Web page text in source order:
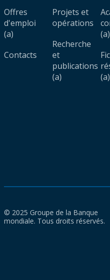
Offres
d'emploi
(a)
Contacts
Projets et
opérations
Recherche
et
publications
(a)
(a)
(a)
© 2025 Groupe de la Banque
mondiale. Tous droits réservés.